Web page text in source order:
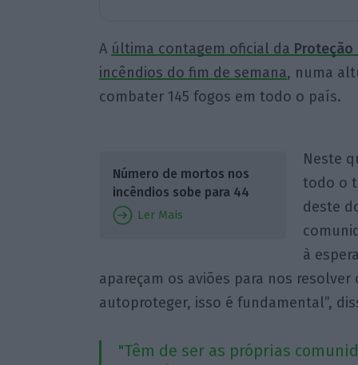
A última contagem oficial da Proteção
incêndios do fim de semana, numa
combater 145 fogos em todo o país.
Número de mortos nos
incêndios sobe para 44
Ler Mais
Neste
todo o
deste
à
apareçam os aviões para nos
autoproteger, isso é fundamental”,
"Têm de ser as próprias